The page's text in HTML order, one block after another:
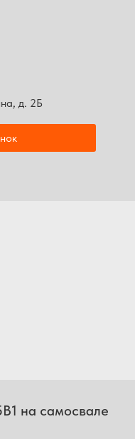
д. 2Б
на самосвале